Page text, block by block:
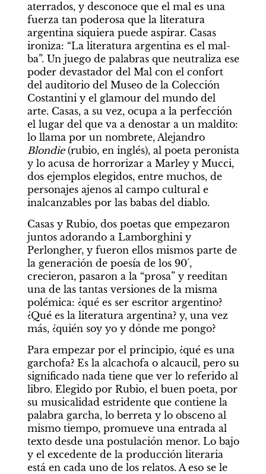
aterrados, y desconoce que el mal es una
fuerza tan poderosa que la literatura
argentina siquiera puede aspirar. Casas
ironiza: “La literatura argentina es el mal-
ba”. Un juego de palabras que neutraliza ese
poder devastador del Mal con el confort
del auditorio del Museo de la Colección
Costantini y el glamour del mundo del
arte. Casas, a su vez, ocupa a la perfección
el lugar del que va a denostar a un maldito:
lo llama por un nombrete, Alejandro
Blondie (rubio, en inglés), al poeta peronista
y lo acusa de horrorizar a Marley y Mucci,
dos ejemplos elegidos, entre muchos, de
personajes ajenos al campo cultural e
inalcanzables por las babas del diablo.
Casas y Rubio, dos poetas que empezaron
juntos adorando a Lamborghini y
Perlongher, y fueron ellos mismos parte de
la generación de poesía de los 90´,
crecieron, pasaron a la “prosa” y reeditan
una de las tantas versiones de la misma
polémica: ¿qué es ser escritor argentino?
¿Qué es la literatura argentina? y, una vez
más, ¿quién soy yo y dónde me pongo?
Para empezar por el principio, ¿qué es una
garchofa? Es la alcachofa o alcaucil, pero su
significado nada tiene que ver lo referido al
libro. Elegido por Rubio, el buen poeta, por
su musicalidad estridente que contiene la
palabra garcha, lo berreta y lo obsceno al
mismo tiempo, promueve una entrada al
texto desde una postulación menor. Lo bajo
y el excedente de la producción literaria
está en cada uno de los relatos. A eso se le